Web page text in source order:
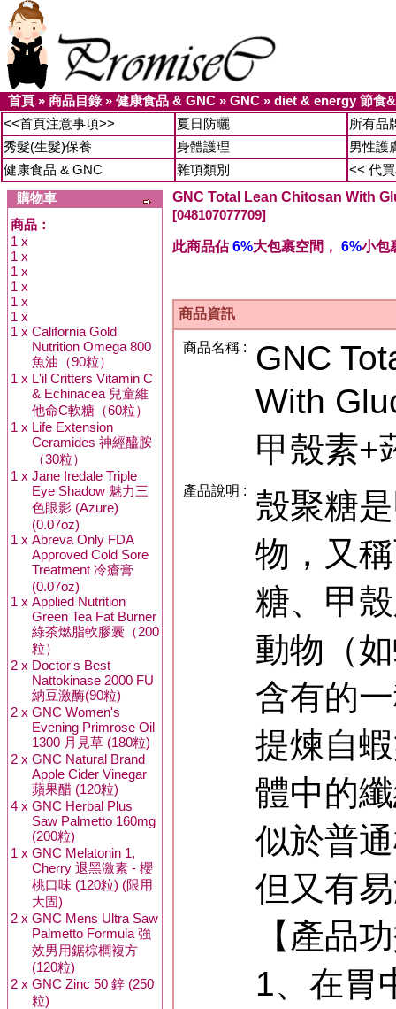
首頁 » 商品目錄» 健康食品 & GNC » GNC » diet & energy 節食
<<首頁注意事項>>
夏日防曬
所有品
秀髮(生髮)保養
身體護理
男性護
健康食品 & GNC
雜項類別
<< 代
購物車
商品：
1 x
1 x
1 x
1 x
1 x
1 x
1 x California Gold
Nutrition Omega 800
魚油（90粒）
1 x L'il Critters Vitamin C
& Echinacea 兒童維
他命C軟糖（60粒）
1 x Life Extension
Ceramides 神經醯胺
（30粒）
1 x Jane Iredale Triple
Eye Shadow 魅力三
色眼影 (Azure)
(0.07oz)
1 x Abreva Only FDA
Approved Cold Sore
Treatment 冷瘡膏
(0.07oz)
1 x Applied Nutrition
Green Tea Fat Burner
綠茶燃脂軟膠囊（200
粒）
2 x Doctor's Best
Nattokinase 2000 FU
納豆激酶(90粒)
2 x GNC Women's
Evening Primrose Oil
1300 月見草 (180粒)
2 x GNC Natural Brand
Apple Cider Vinegar
蘋果醋 (120粒)
4 x GNC Herbal Plus
Saw Palmetto 160mg
(200粒)
1 x GNC Melatonin 1,
Cherry 退黑激素 - 櫻
桃口味 (120粒) (限用
大固)
2 x GNC Mens Ultra Saw
Palmetto Formula 強
效男用鋸棕櫚複方
(120粒)
2 x GNC Zinc 50 鋅 (250
粒)
GNC Total Lean Chitosan With
[048107077709]
此商品佔6%大包裹空間， 6%小包
商品資訊
商品名稱 :
GNC
With
甲殼素+
產品說明 :
殼聚糖
物，又
糖、甲
動物（
含有的
提煉自
體中的
似於普
但又有
【產品
1、在胃